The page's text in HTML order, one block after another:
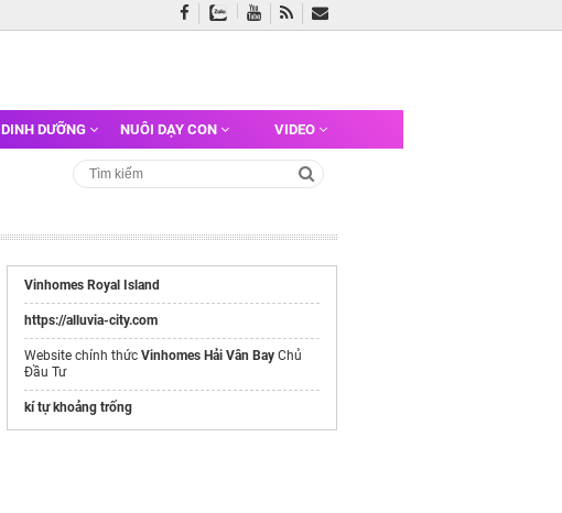
DINH DƯỠNG NUÔI DẠY CON VIDEO
Vinhomes Royal Island
https://alluvia-city.com
Website chính thức Vinhomes Hải Vân Bay Chủ
Đầu Tư
kí tự khoảng trống